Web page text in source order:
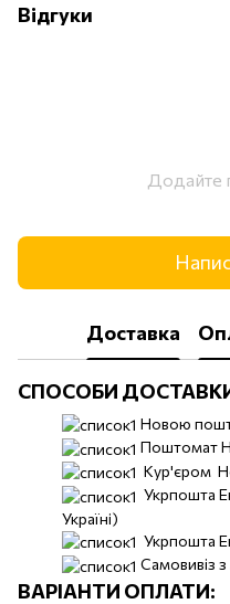
Відгуки
Додайте
Доставка
СПОСОБИ
Новою
Поштомат
Кур'єром
Укрпошта
Україні)
Укрпошта
Самовивіз
ВАРІАНТИ ОПЛАТИ: